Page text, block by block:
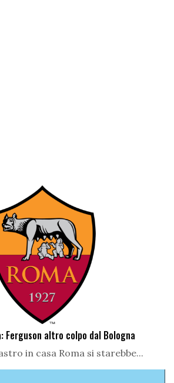
Ferguson altro colpo dal Bologna
in casa Roma si starebbe...